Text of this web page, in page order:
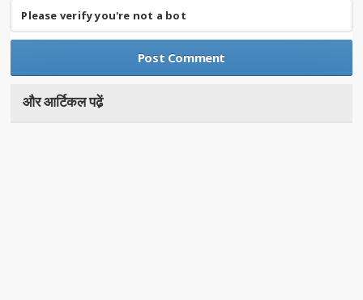
Please verify you're not a bot
और आर्टिकल पढे़ं